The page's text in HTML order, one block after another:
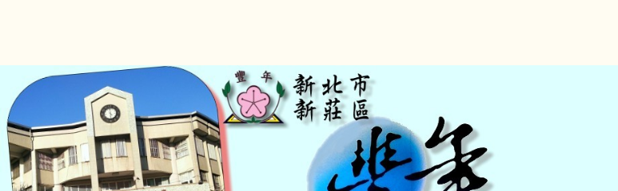
要
容
區